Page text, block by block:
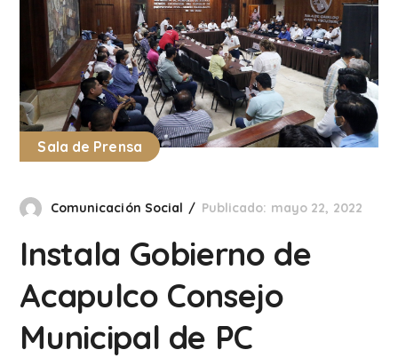
Sala de Prensa
Comunicación Social Publicado: mayo 22, 2022
Instala Gobierno de
Acapulco Consejo
Municipal de PC